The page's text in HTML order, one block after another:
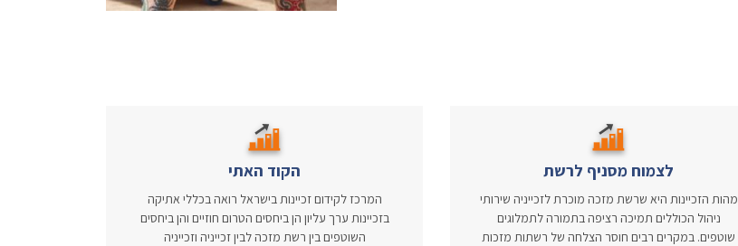
לצמוח מסניף לרשת
מהות הזכיינות היא שרשת מזכה מוכרת לזכייניה שירותי
ניהול הכוללים תמיכה רציפה בתמורה לתמלוגים
שוטפים. במקרים רבים חוסר הצלחה של רשתות מזכות
הקוד האתי
המרכז לקידום זכיינות בישראל רואה בכללי אתיקה
בזכיינות ערך עליון הן ביחסים הטרום חוזיים והן ביחסים
השוטפים בין רשת מזכה לבין זכייניה וזכייניה